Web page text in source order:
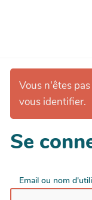
Vous n'êtes
vous identifier.
Se
Email ou nom